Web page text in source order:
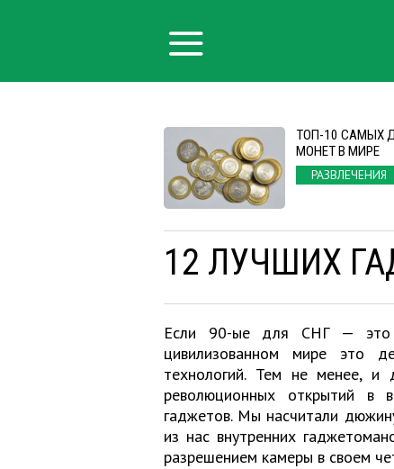
ТОП-10 САМЫХ
МОНЕТ В МИРЕ
РАЗВЛЕЧЕНИЯ
12 ЛУЧШИХ
Если 90-ые для СНГ — это
цивилизованном мире это
технологий. Тем не менее, и
революционных открытий в
гаджетов. Мы насчитали
из нас внутренних
разрешением камеры в своем